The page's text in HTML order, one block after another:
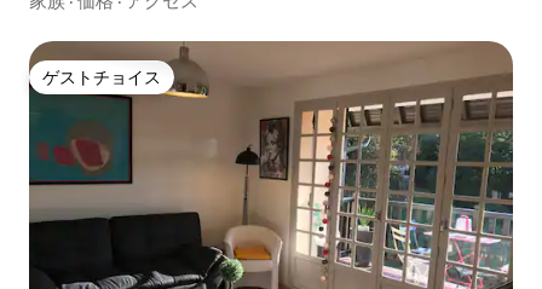
ゲストチョイス
ゲストチョイス